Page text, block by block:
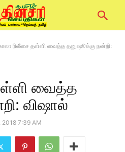
ரிலீசை தள்ளி வைத்த தனுஷூக்கு நன்றி:
வைத்த
விஷால்
2018 7:39 AM